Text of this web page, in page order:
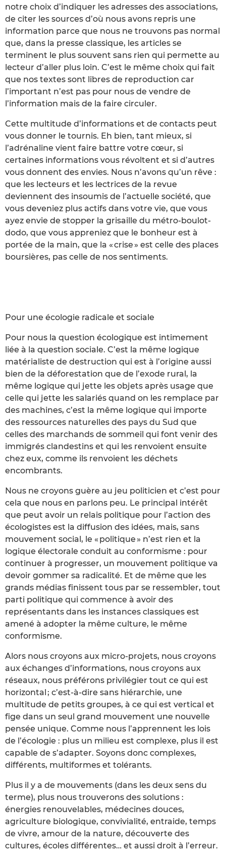
notre choix d’indiquer les adresses des associations,
de citer les sources d’où nous avons repris une
information parce que nous ne trouvons pas normal
que, dans la presse classique, les articles se
terminent le plus souvent sans rien qui permette au
lecteur d’aller plus loin. C’est le même choix qui fait
que nos textes sont libres de reproduction car
l’important n’est pas pour nous de vendre de
l’information mais de la faire circuler.
Cette multitude d’informations et de contacts peut
vous donner le tournis. Eh bien, tant mieux, si
l’adrénaline vient faire battre votre cœur, si
certaines informations vous révoltent et si d’autres
vous donnent des envies. Nous n’avons qu’un rêve :
que les lecteurs et les lectrices de la revue
deviennent des insoumis de l’actuelle société, que
vous deveniez plus actifs dans votre vie, que vous
ayez envie de stopper la grisaille du métro-boulot-
dodo, que vous appreniez que le bonheur est à
portée de la main, que la « crise » est celle des places
boursières, pas celle de nos sentiments.
Pour une écologie radicale et sociale
Pour nous la question écologique est intimement
liée à la question sociale. C’est la même logique
matérialiste de destruction qui est à l’origine aussi
bien de la déforestation que de l’exode rural, la
même logique qui jette les objets après usage que
celle qui jette les salariés quand on les remplace par
des machines, c’est la même logique qui importe
des ressources naturelles des pays du Sud que
celles des marchands de sommeil qui font venir des
immigrés clandestins et qui les renvoient ensuite
chez eux, comme ils renvoient les déchets
encombrants.
Nous ne croyons guère au jeu politicien et c’est pour
cela que nous en parlons peu. Le principal intérêt
que peut avoir un relais politique pour l’action des
écologistes est la diffusion des idées, mais, sans
mouvement social, le « politique » n’est rien et la
logique électorale conduit au conformisme : pour
continuer à progresser, un mouvement politique va
devoir gommer sa radicalité. Et de même que les
grands médias finissent tous par se ressembler, tout
parti politique qui commence à avoir des
représentants dans les instances classiques est
amené à adopter la même culture, le même
conformisme.
Alors nous croyons aux micro-projets, nous croyons
aux échanges d’informations, nous croyons aux
réseaux, nous préférons privilégier tout ce qui est
horizontal ; c’est-à-dire sans hiérarchie, une
multitude de petits groupes, à ce qui est vertical et
fige dans un seul grand mouvement une nouvelle
pensée unique. Comme nous l’apprennent les lois
de l’écologie : plus un milieu est complexe, plus il est
capable de s’adapter. Soyons donc complexes,
différents, multiformes et tolérants.
Plus il y a de mouvements (dans les deux sens du
terme), plus nous trouverons des solutions :
énergies renouvelables, médecines douces,
agriculture biologique, convivialité, entraide, temps
de vivre, amour de la nature, découverte des
cultures, écoles différentes… et aussi droit à l’erreur.